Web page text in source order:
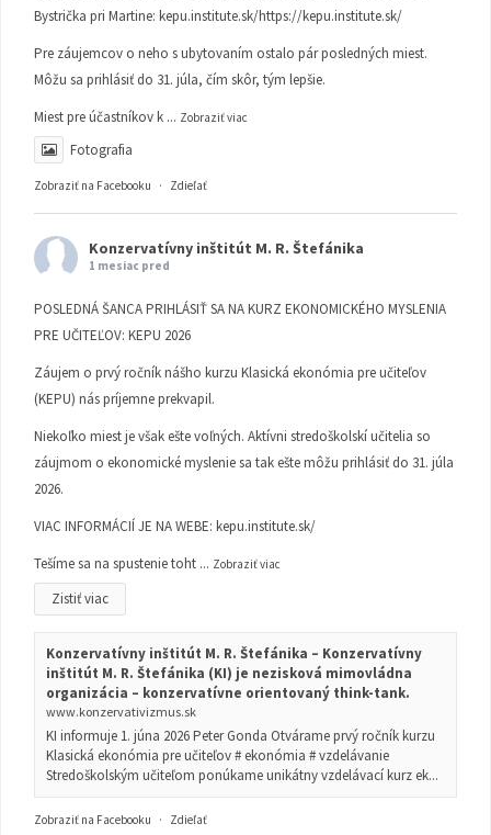
Bystrička pri Martine: kepu.institute.sk/https://kepu.institute.sk/
Pre záujemcov o neho s ubytovaním ostalo pár posledných miest.
Môžu sa prihlásiť do 31. júla, čím skôr, tým lepšie.
Miest pre účastníkov k ... Zobraziť viac
Fotografia
Zobraziť na Facebooku · Zdieľať
Konzervatívny inštitút M. R. Štefánika
1 mesiac pred
POSLEDNÁ ŠANCA PRIHLÁSIŤ SA NA KURZ EKONOMICKÉHO MYSLENIA
PRE UČITEĽOV: KEPU 2026
Záujem o prvý ročník nášho kurzu Klasická ekonómia pre učiteľov
(KEPU) nás príjemne prekvapil.
Niekoľko miest je však ešte voľných. Aktívni stredoškolskí učitelia so
záujmom o ekonomické myslenie sa tak ešte môžu prihlásiť do 31. júla
2026.
VIAC INFORMÁCIÍ JE NA WEBE: kepu.institute.sk/
Tešíme sa na spustenie toht ... Zobraziť viac
Zistiť viac
Konzervatívny inštitút M. R. Štefánika – Konzervatívny
inštitút M. R. Štefánika (KI) je nezisková mimovládna
organizácia – konzervatívne orientovaný think-tank.
www.konzervativizmus.sk
KI informuje 1. júna 2026 Peter Gonda Otvárame prvý ročník kurzu
Klasická ekonómia pre učiteľov # ekonómia # vzdelávanie
Stredoškolským učiteľom ponúkame unikátny vzdelávací kurz ek...
Zobraziť na Facebooku · Zdieľať